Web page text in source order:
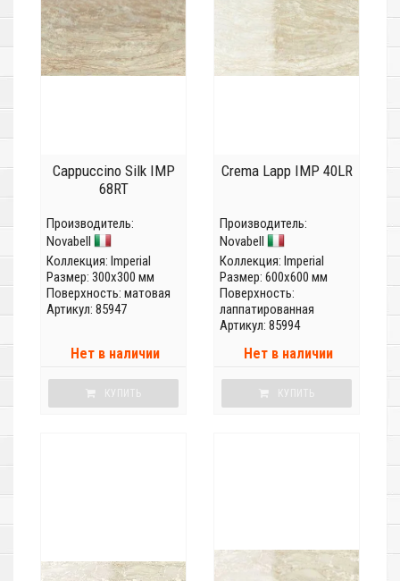
Cappuccino Silk IMP
68RT
Производитель:
Novabell
Коллекция: Imperial
Размер: 300x300 мм
Поверхность: матовая
Артикул: 85947
Нет в наличии
КУПИТЬ
Crema Lapp IMP 40LR
Производитель:
Novabell
Коллекция: Imperial
Размер: 600x600 мм
Поверхность:
лаппатированная
Артикул: 85994
Нет в наличии
КУПИТЬ